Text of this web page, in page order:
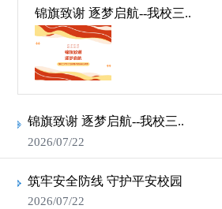
锦旗致谢 逐梦启航--我校三..
锦旗致谢 逐梦启航--我校三..
2026/07/22
筑牢安全防线 守护平安校园
2026/07/22